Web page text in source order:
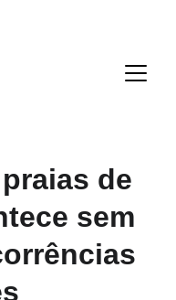
de
sem